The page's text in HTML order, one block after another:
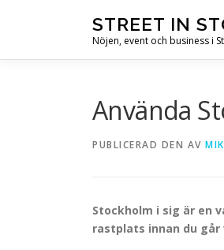
STREET IN
Nöjen, event och business i
Använda
PUBLICERAD DEN AV
Stockholm i sig är en
rastplats innan du